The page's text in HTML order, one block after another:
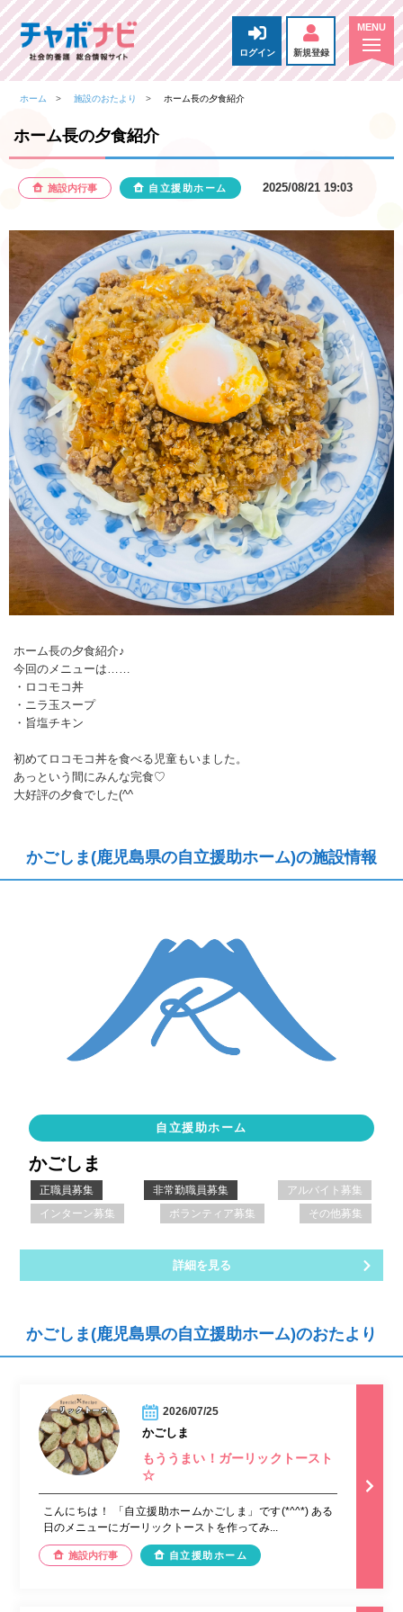
ログイン 新規登録
ホーム 施設のおたより ホーム長の夕食紹介
ホーム長の夕食紹介
施設内行事 自立援助ホーム 2025/08/21 19:03
ホーム長の夕食紹介♪
今回のメニューは……
・ロコモコ丼
・ニラ玉スープ
・旨塩チキン
初めてロコモコ丼を食べる児童もいました。
あっという間にみんな完食♡
大好評の夕食でした(^^
かごしま(鹿児島県の自立援助ホーム)の施設情報
自立援助ホーム
かごしま
正職員募集 非常勤職員募集
アルバイト募集
インターン募集
ボランティア募集 その他募集
詳細を見る
かごしま(鹿児島県の自立援助ホーム)のおたより
2026/07/25
かごしま
もううまい！ガーリックトースト
☆
こんにちは！ 「自立援助ホームかごしま」です(*^^*) ある
日のメニューにガーリックトーストを作ってみ...
施設内行事 自立援助ホーム